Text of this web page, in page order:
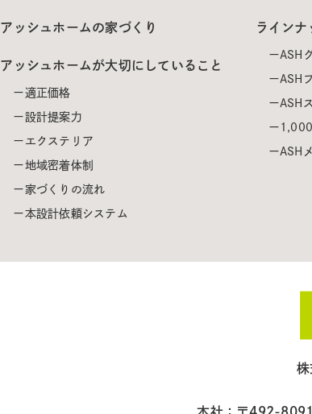
アッシュホームの家づくり
アッシュホームが大切にしていること
適正価格
設計提案力
エクステリア
地域密着体制
家づくりの流れ
本設計依頼システム
ラインナ
ASH
ASH
ASH
ASH
株